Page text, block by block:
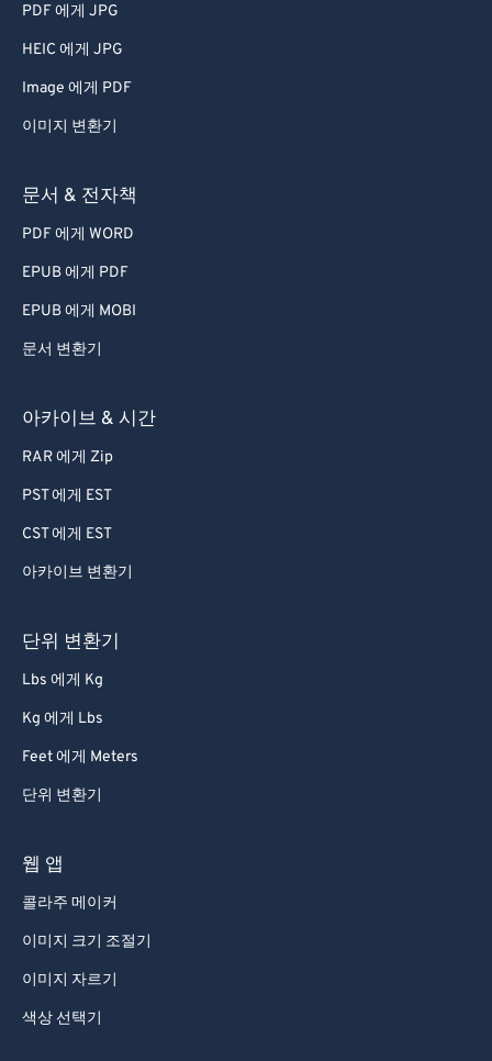
PDF 에게 JPG
HEIC 에게 JPG
Image 에게 PDF
이미지 변환기
문서 & 전자책
PDF 에게 WORD
EPUB 에게 PDF
EPUB 에게 MOBI
문서 변환기
아카이브 & 시간
RAR 에게 Zip
PST 에게 EST
CST 에게 EST
아카이브 변환기
단위 변환기
Lbs 에게 Kg
Kg 에게 Lbs
Feet 에게 Meters
단위 변환기
웹 앱
콜라주 메이커
이미지 크기 조절기
이미지 자르기
색상 선택기